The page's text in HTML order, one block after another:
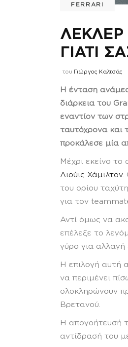
FERRARI
ΛΕΚΛΕΡ
ΓΙΑΤΙ
του Γιώργος Καλτσάς
Η ένταση
διάρκεια του
εναντίον των
ταυτόχρονα και
προκάλεσε μία
Μέχρι εκείνο
Λιούις Χάμιλτον.
του ορίου
για τον
Αντί όμως να
επέλεξε το
γύρο για αλλαγή
Η επιλογή αυτή
να περιμένει
ολοκληρώνουν
Βρετανού.
Η απογοήτευσή
αντίδρασή του